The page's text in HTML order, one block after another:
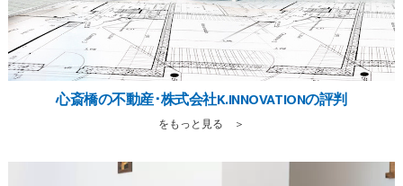
心斎橋の不動産･株式会社K.INNOVATIONの評判
をもっと見る ＞